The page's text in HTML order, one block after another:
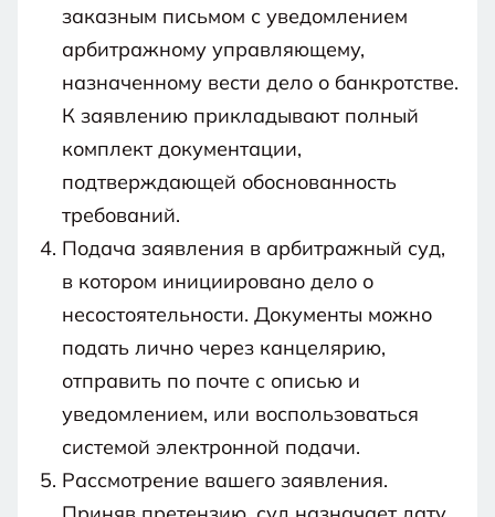
заказным письмом с уведомлением
арбитражному управляющему,
назначенному вести дело о банкротстве.
К заявлению прикладывают полный
комплект документации,
подтверждающей обоснованность
требований.
Подача заявления в арбитражный суд,
в котором инициировано дело о
несостоятельности. Документы можно
подать лично через канцелярию,
отправить по почте с описью и
уведомлением, или воспользоваться
системой электронной подачи.
Рассмотрение вашего заявления.